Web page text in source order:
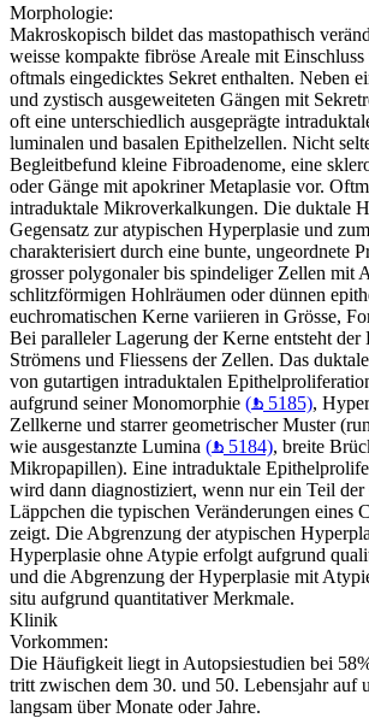
Morphologie:
Makroskopisch bildet das mastopathisch
weisse kompakte fibröse Areale mit
oftmals eingedicktes Sekret enthalten. Neben
und zystisch ausgeweiteten Gängen mit
oft eine unterschiedlich ausgeprägte
luminalen und basalen Epithelzellen. Nicht
Begleitbefund kleine Fibroadenome, eine
oder Gänge mit apokriner Metaplasie vor.
intraduktale Mikroverkalkungen. Die duktale
Gegensatz zur atypischen Hyperplasie und
charakterisiert durch eine bunte, ungeordnete
grosser polygonaler bis spindeliger Zellen mit
schlitzförmigen Hohlräumen oder dünnen
euchromatischen Kerne variieren in Grösse,
Bei paralleler Lagerung der Kerne entsteht der
Strömens und Fliessens der Zellen. Das
von gutartigen intraduktalen
aufgrund seiner Monomorphie ( 5185),
Zellkerne und starrer geometrischer Muster
wie ausgestanzte Lumina ( 5184), breite
Mikropapillen). Eine intraduktale
wird dann diagnostiziert, wenn nur ein Teil der
Läppchen die typischen Veränderungen eines
zeigt. Die Abgrenzung der atypischen
Hyperplasie ohne Atypie erfolgt aufgrund
und die Abgrenzung der Hyperplasie mit
situ aufgrund quantitativer Merkmale.
Klinik
Vorkommen:
Die Häufigkeit liegt in Autopsiestudien bei
tritt zwischen dem 30. und 50. Lebensjahr auf
langsam über Monate oder Jahre.